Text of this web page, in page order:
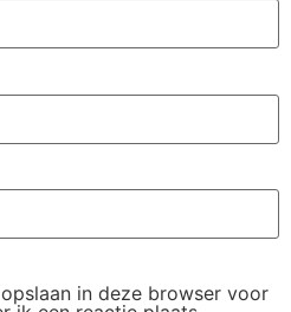
in deze browser voor